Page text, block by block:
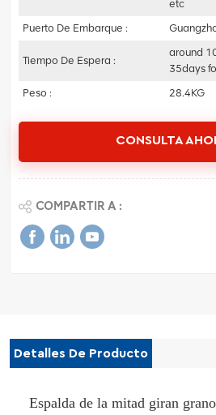
etc
Puerto De Embarque :
Tiempo De Espera :
around
35days
Peso :
28.4KG
CONSULTA
COMPARTIR A :
Detalles De Producto
Espalda de la mitad giran